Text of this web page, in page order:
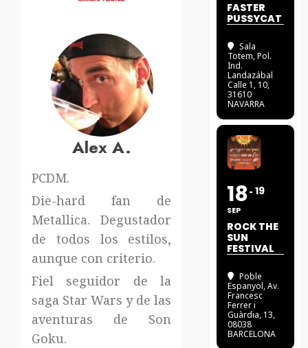
Alex A.
PCDM.
Die-hard fan de
Metallica. Degustador
de todos los estilos,
aunque con criterio.
Fiel seguidor de la
saga Star Wars y de las
aventuras de Son
Goku.
FASTER
PUSSYCAT
Sala
Totem, Pol.
Ind.
Landazábal
Calle 1, 10,
31610
NAVARRA
18
SEP
19
ROCK THE
SUN
FESTIVAL
Poble
Espanyol, Av.
Francesc
Ferrer i
Guàrdia, 13,
08038
BARCELONA